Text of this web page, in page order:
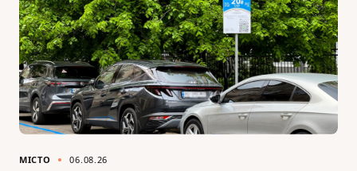
МІСТО 06.08.26